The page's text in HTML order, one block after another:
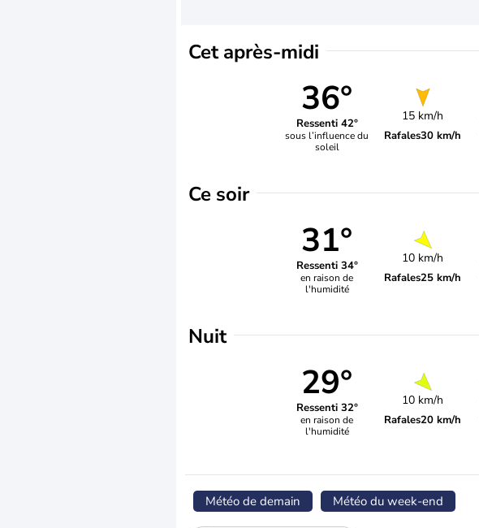
Cet après-midi
36°
Ressenti 42°
sous l’influence du
soleil
15 km/h
Rafales30 km/h
Ce soir
31°
Ressenti 34°
en raison de
l'humidité
10 km/h
Rafales25 km/h
Nuit
29°
Ressenti 32°
en raison de
l'humidité
10 km/h
Rafales20 km/h
Météo de demain Météo du week-end